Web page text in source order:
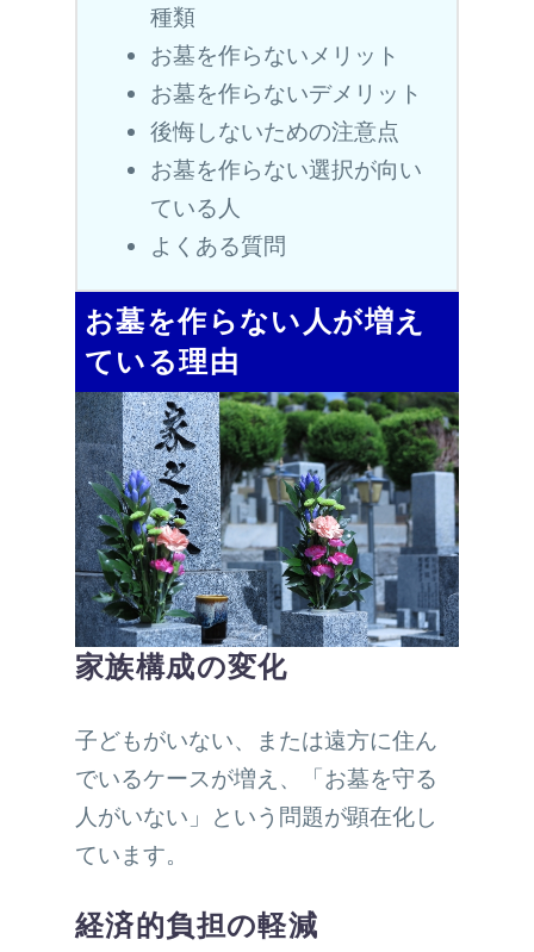
種類
お墓を作らないメリット
お墓を作らないデメリット
後悔しないための注意点
お墓を作らない選択が向い
ている人
よくある質問
お墓を作らない人が増え
ている理由
家族構成の変化
子どもがいない、または遠方に住ん
でいるケースが増え、「お墓を守る
人がいない」という問題が顕在化し
ています。
経済的負担の軽減